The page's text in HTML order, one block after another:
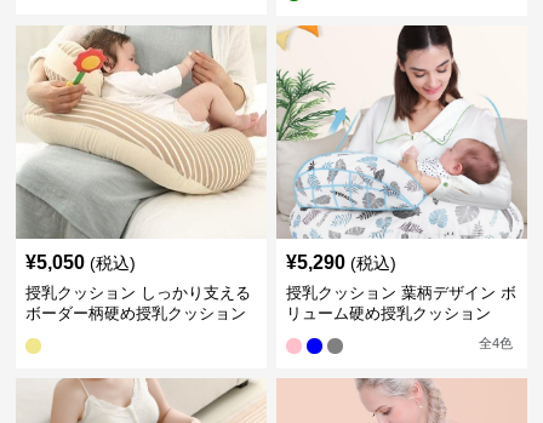
¥5,050 (税込)
授乳クッション しっかり支える
ボーダー柄硬め授乳クッション
¥5,290 (税込)
授乳クッション 葉柄デザイン ボ
リューム硬め授乳クッション
全4色